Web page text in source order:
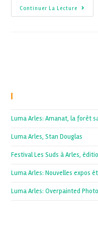
Continuer La Lecture
Luma Arles: Amanat, la forêt
Luma Arles, Stan Douglas
Festival Les Suds à Arles,
Luma Arles: Nouvelles expos
Luma Arles: Overpainted